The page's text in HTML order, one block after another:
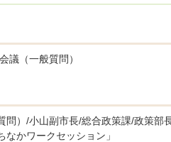
議（一般質問）
問）/小山副市長/総合政策課/政策部
なかワークセッション」